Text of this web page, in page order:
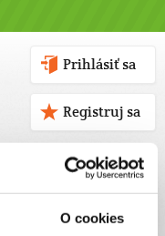
O cookies
Prihlásiť sa
Registruj sa